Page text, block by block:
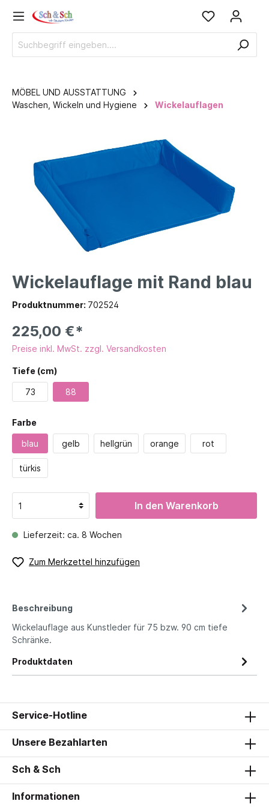
MÖBEL UND AUSSTATTUNG
Waschen, Wickeln und Hygiene
Wickelauflagen
Wickelauflage mit Rand blau
Produktnummer: 702524
225,00 €*
Preise inkl. MwSt. zzgl. Versandkosten
Tiefe (cm)
73 88
Farbe
blau gelb hellgrün orange rot
türkis
In den Warenkorb
Lieferzeit: ca. 8 Wochen
Zum Merkzettel hinzufügen
Beschreibung
Wickelauflage aus Kunstleder für 75 bzw. 90 cm tiefe
Schränke.
Produktdaten
Service-Hotline
Unsere Bezahlarten
Sch & Sch
Informationen